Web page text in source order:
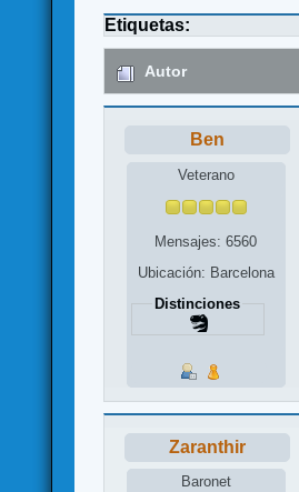
Etiquetas:
Autor
Ben
Veterano
Mensajes: 6560
Ubicación: Barcelona
Distinciones
Zaranthir
Baronet